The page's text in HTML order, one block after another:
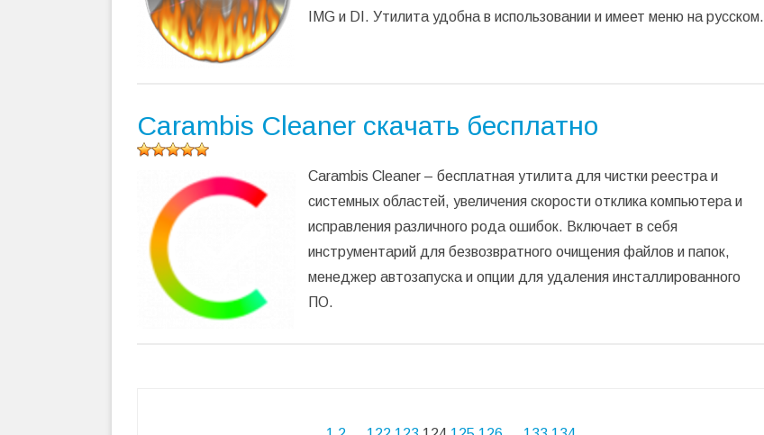
IMG и DI. Утилита удобна в использовании и имеет меню на русском.
Carambis Cleaner скачать бесплатно
программу
103
оценок,
среднее:
4,96
Carambis Cleaner – бесплатная утилита для чистки реестра и
системных областей, увеличения скорости отклика компьютера и
исправления различного рода ошибок. Включает в себя
инструментарий для безвозвратного очищения файлов и папок,
менеджер автозапуска и опции для удаления инсталлированного
ПО.